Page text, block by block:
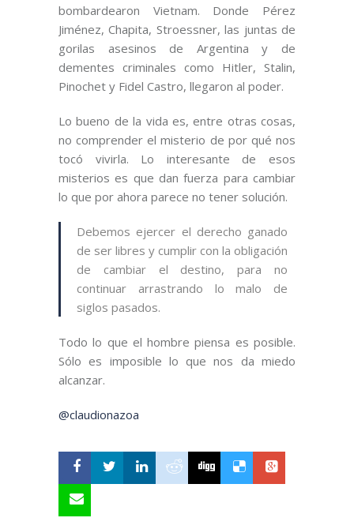
bombardearon Vietnam. Donde Pérez
Jiménez, Chapita, Stroessner, las juntas de
gorilas asesinos de Argentina y de
dementes criminales como Hitler, Stalin,
Pinochet y Fidel Castro, llegaron al poder.
Lo bueno de la vida es, entre otras cosas,
no comprender el misterio de por qué nos
tocó vivirla. Lo interesante de esos
misterios es que dan fuerza para cambiar
lo que por ahora parece no tener solución.
Debemos ejercer el derecho ganado
de ser libres y cumplir con la obligación
de cambiar el destino, para no
continuar arrastrando lo malo de
siglos pasados.
Todo lo que el hombre piensa es posible.
Sólo es imposible lo que nos da miedo
alcanzar.
@claudionazoa